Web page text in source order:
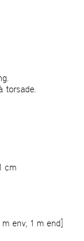
torsade.
cm
env, 1 m end]